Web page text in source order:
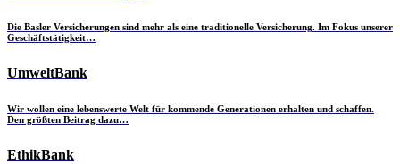
Die Basler Versicherungen sind mehr als eine traditionelle Versicherung. Im Fokus unserer
Geschäftstätigkeit…
UmweltBank
Wir wollen eine lebenswerte Welt für kommende Generationen erhalten und schaffen.
Den größten Beitrag dazu…
EthikBank